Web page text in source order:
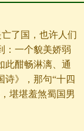
了国，也许人们
：一个貌美娇弱
此酣畅淋漓、通
诗》，那句“十四
堪堪羞煞蜀国男